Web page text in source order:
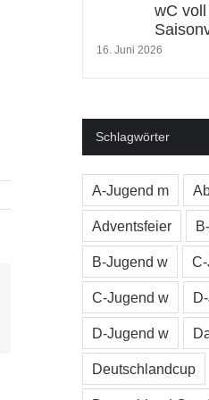
wC
16. Juni 2026
Schlagwörter
A-Jugend m
Adventsfeier
B-Jugend w
C-Jugend w
D-Jugend w
Deutschlandcup